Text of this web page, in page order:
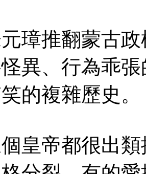
璋推翻蒙古
異、行為乖
的複雜歷史。
皇帝都很出